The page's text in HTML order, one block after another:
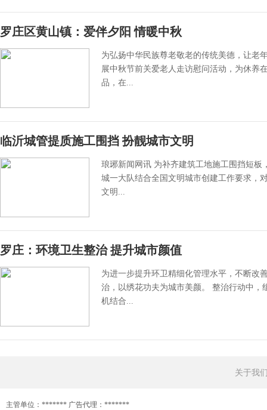
罗庄区黄山镇：爱伴夕阳 情暖中秋
为弘扬中华民族尊老敬老的传统美德，让老
展中秋节前关爱老人走访慰问活动，为休养
品，在...
临沂城管提质施工围挡 扮靓城市文明
琅琊新闻网讯 为补齐建筑工地施工围挡短
城一大队结合全国文明城市创建工作要求，
文明...
罗庄：环境卫生整治 提升城市颜值
为进一步提升环卫精细化管理水平，不断改
治，以绣花功夫为城市美颜。 整治行动中
机结合...
关于我
主管单位：******* 广告代理：*******